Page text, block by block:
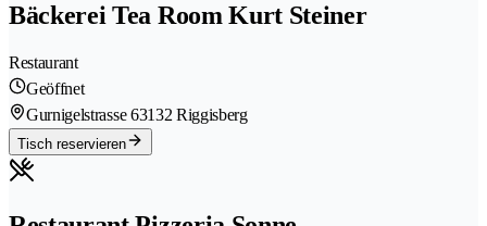
Bäckerei Tea Room Kurt Steiner
Restaurant
Geöffnet
Gurnigelstrasse 63132 Riggisberg
Tisch reservieren